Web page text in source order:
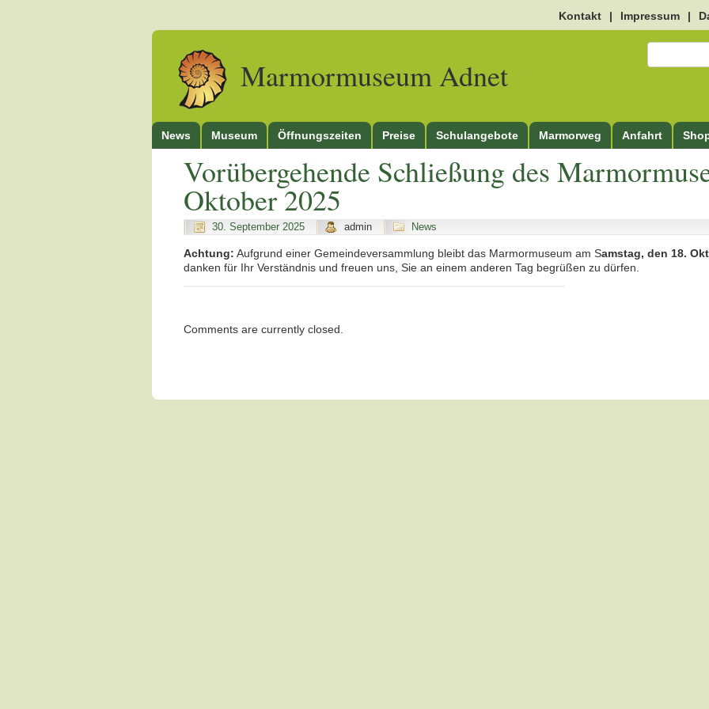
Kontakt | Impressum |
Marmormuseum Adnet
News Museum Öffnungszeiten Preise Schulangebote Marmorweg Anfahrt
Vorübergehende Schließung des
Oktober 2025
30. September 2025 admin News
Achtung: Aufgrund einer Gemeindeversammlung bleibt das Marmormuseum am Samstag, den 18.
danken für Ihr Verständnis und freuen uns, Sie an einem anderen Tag begrüßen zu dürfen.
Comments are currently closed.